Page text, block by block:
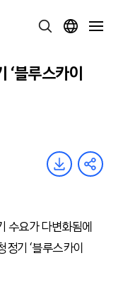
‘블루스카이
수요가 다변화됨에
기 ‘블루스카이